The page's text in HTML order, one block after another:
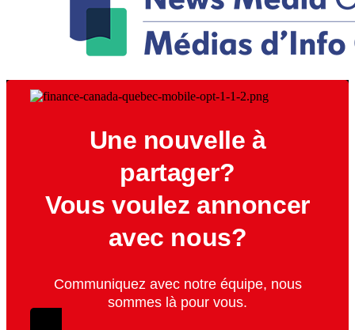
Une nouvelle à
partager?
Vous voulez annoncer
avec nous?
Communiquez avec notre équipe, nous
sommes là pour vous.